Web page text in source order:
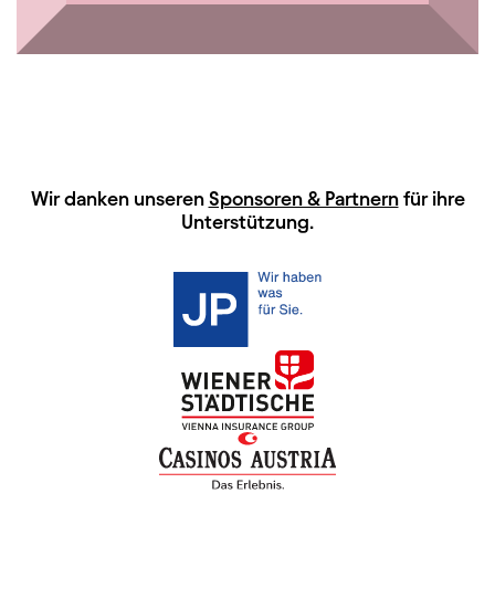
HAUPTSPONSOREN
Wir danken unseren Sponsoren & Partnernfür ihre
Unterstützung.